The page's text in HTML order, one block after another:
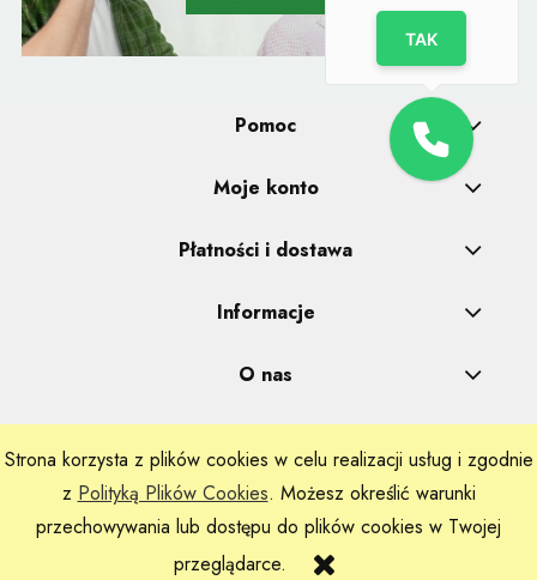
Strona korzysta z plików cookies w celu realizacji usług i zgodnie
z Polityką Plików Cookies. Możesz określić warunki
przechowywania lub dostępu do plików cookies w Twojej
przeglądarce.
Pomoc
Moje konto
Płatności i dostawa
Informacje
O nas
Realizacje: Dpl Agency -Szablony Shoper
TAK